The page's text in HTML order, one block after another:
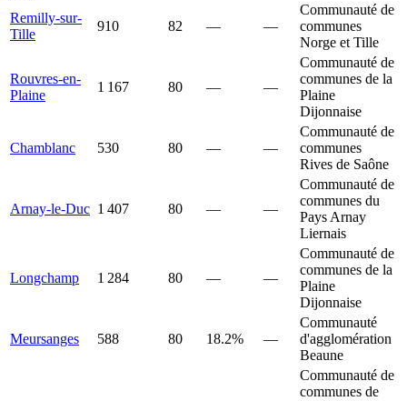
Remilly-sur-
Tille
910 82 — —
Communauté de
communes
Norge et Tille
Rouvres-en-
Plaine
1 167 80 — —
Communauté de
communes de la
Plaine
Dijonnaise
Chamblanc 530 80 — —
Communauté de
communes
Rives de Saône
Arnay-le-Duc 1 407 80 — —
Communauté de
communes du
Pays Arnay
Liernais
Longchamp 1 284 80 — —
Communauté de
communes de la
Plaine
Dijonnaise
Meursanges 588 80 18.2% —
Communauté
d'agglomération
Beaune
Communauté de
communes de